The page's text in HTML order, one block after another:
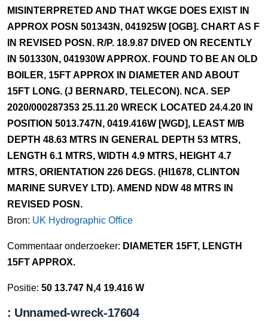
MISINTERPRETED AND THAT WKGE DOES EXIST IN
APPROX POSN 501343N, 041925W [OGB]. CHART AS F
IN REVISED POSN. R/P. 18.9.87 DIVED ON RECENTLY
IN 501330N, 041930W APPROX. FOUND TO BE AN OLD
BOILER, 15FT APPROX IN DIAMETER AND ABOUT
15FT LONG. (J BERNARD, TELECON). NCA. SEP
2020/000287353 25.11.20 WRECK LOCATED 24.4.20 IN
POSITION 5013.747N, 0419.416W [WGD], LEAST M/B
DEPTH 48.63 MTRS IN GENERAL DEPTH 53 MTRS,
LENGTH 6.1 MTRS, WIDTH 4.9 MTRS, HEIGHT 4.7
MTRS, ORIENTATION 226 DEGS. (HI1678, CLINTON
MARINE SURVEY LTD). AMEND NDW 48 MTRS IN
REVISED POSN.
Bron: UK Hydrographic Office
Commentaar onderzoeker: DIAMETER 15FT, LENGTH
15FT APPROX.
Positie: 50 13.747 N,4 19.416 W
: Unnamed-wreck-17604